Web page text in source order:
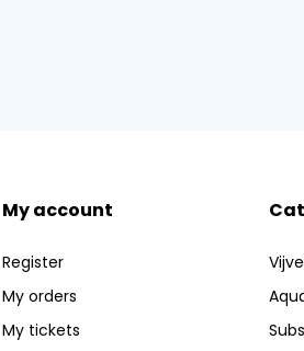
My account
Register
My orders
My tickets